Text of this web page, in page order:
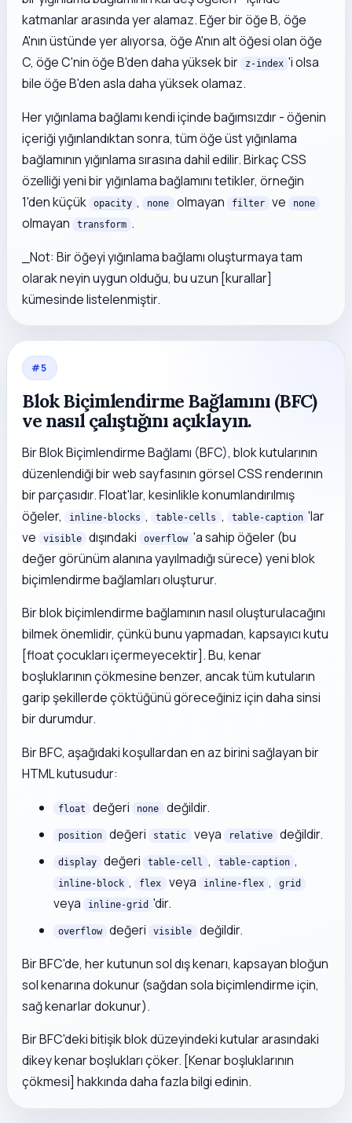
katmanlar arasında yer alamaz. Eğer bir öğe B, öğe
A'nın üstünde yer alıyorsa, öğe A'nın alt öğesi olan öğe
C, öğe C'nin öğe B'den daha yüksek bir
z-index 'i olsa
bile öğe B'den asla daha yüksek olamaz.
Her yığınlama bağlamı kendi içinde bağımsızdır - öğenin
içeriği yığınlandıktan sonra, tüm öğe üst yığınlama
bağlamının yığınlama sırasına dahil edilir. Birkaç CSS
özelliği yeni bir yığınlama bağlamını tetikler, örneğin
1'den küçük
opacity , none olmayan filter ve none
olmayan transform .
_Not: Bir öğeyi yığınlama bağlamı oluşturmaya tam
olarak neyin uygun olduğu, bu uzun [kurallar]
kümesinde listelenmiştir.
#5
Blok Biçimlendirme Bağlamını (BFC)
ve nasıl çalıştığını açıklayın.
Bir Blok Biçimlendirme Bağlamı (BFC), blok kutularının
düzenlendiği bir web sayfasının görsel CSS renderının
bir parçasıdır. Float'lar, kesinlikle konumlandırılmış
öğeler,
inline-blocks , table-cells , table-caption 'lar
ve
visible dışındaki overflow 'a sahip öğeler (bu
değer görünüm alanına yayılmadığı sürece) yeni blok
biçimlendirme bağlamları oluşturur.
Bir blok biçimlendirme bağlamının nasıl oluşturulacağını
bilmek önemlidir, çünkü bunu yapmadan, kapsayıcı kutu
[float çocukları içermeyecektir]. Bu, kenar
boşluklarının çökmesine benzer, ancak tüm kutuların
garip şekillerde çöktüğünü göreceğiniz için daha sinsi
bir durumdur.
Bir BFC, aşağıdaki koşullardan en az birini sağlayan bir
HTML kutusudur:
float değeri none değildir.
position değeri static veya relative değildir.
display değeri table-cell , table-caption ,
inline-block , flex veya inline-flex , grid
veya inline-grid 'dir.
overflow değeri visible
değildir.
Bir BFC'de, her kutunun sol dış kenarı, kapsayan bloğun
sol kenarına dokunur (sağdan sola biçimlendirme için,
sağ kenarlar dokunur).
Bir BFC'deki bitişik blok düzeyindeki kutular arasındaki
dikey kenar boşlukları çöker. [Kenar boşluklarının
çökmesi] hakkında daha fazla bilgi edinin.